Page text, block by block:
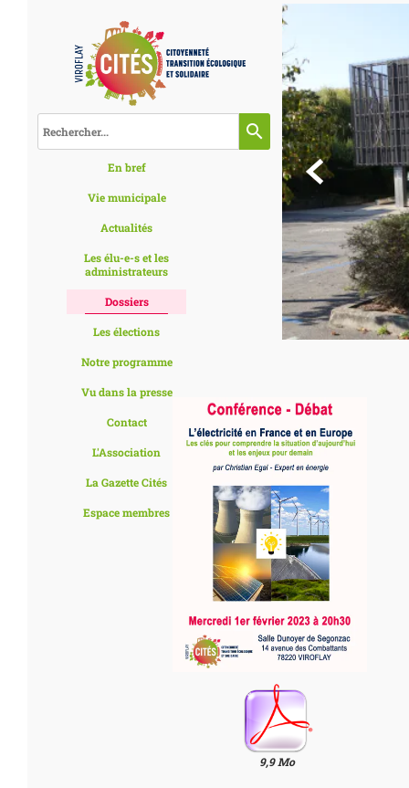
En bref
Vie municipale
Actualités
Les élu-e-s et les
administrateurs
Dossiers
Les élections
Notre programme
Vu dans la presse
Contact
L'Association
La Gazette Cités
Espace membres

search
9,9 Mo